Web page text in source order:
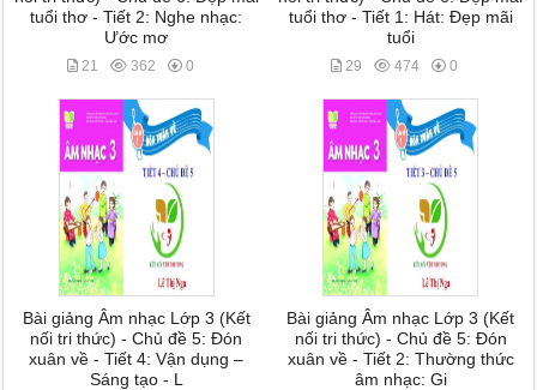
tuổi thơ - Tiết 2: Nghe nhạc:
Ước mơ
21 362 0
tuổi thơ - Tiết 1: Hát: Đẹp mãi
tuổi
29 474 0
Bài giảng Âm nhạc Lớp 3 (Kết
nối tri thức) - Chủ đề 5: Đón
xuân về - Tiết 4: Vận dụng –
Sáng tạo - L
Bài giảng Âm nhạc Lớp 3 (Kết
nối tri thức) - Chủ đề 5: Đón
xuân về - Tiết 2: Thường thức
âm nhạc: Gi